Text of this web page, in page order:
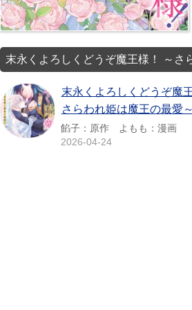
末永くよろしくどうぞ魔王様！ ～さ
末永くよろしくどうぞ魔
さらわれ姫は魔王の最愛～
餡子：原作 よもも：漫画
2026-04-24